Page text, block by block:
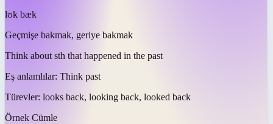
lʊk bæk
Geçmişe bakmak, geriye bakmak
Think about sth that happened in the past
Eş anlamlılar: Think past
Türevler: looks back, looking back, looked back
Örnek Cümle